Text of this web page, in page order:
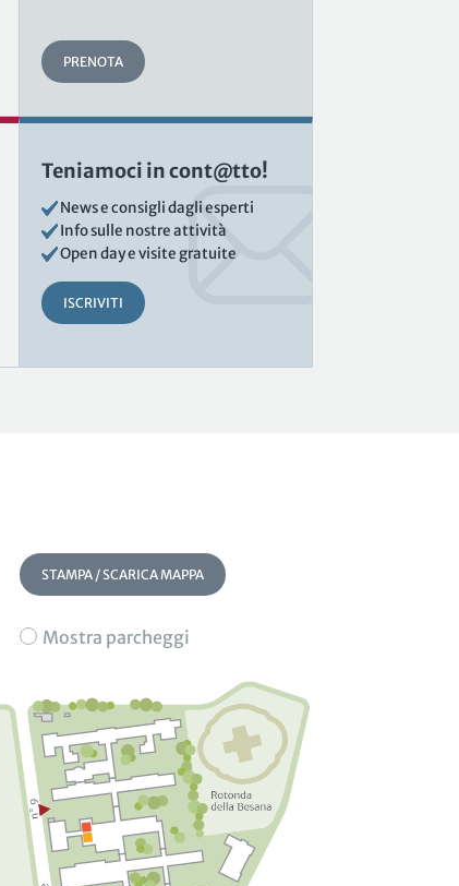
PRENOTA
Teniamoci in cont@tto!
News e consigli dagli esperti
Info sulle nostre attività
Open day e visite gratuite
ISCRIVITI
STAMPA / SCARICA MAPPA
Mostra parcheggi